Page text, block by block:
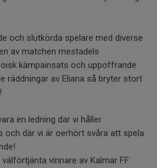
och slutkörda spelare med diverse
av matchen mestadels
kämpainsats och uppoffrande
räddningar av Eliana så bryter stort
en ledning där vi håller
där vi är oerhört svåra att spela
vinnare av Kalmar FF